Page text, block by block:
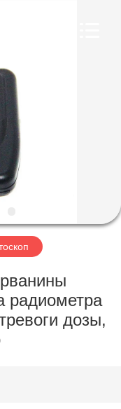
радиометра
дозы,